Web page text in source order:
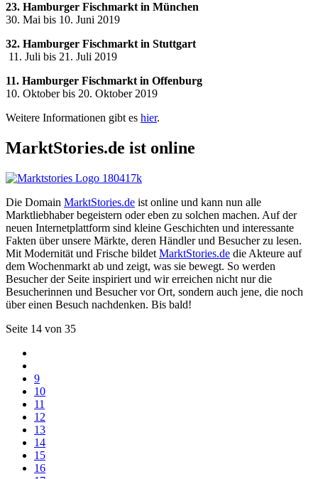
23. Hamburger Fischmarkt in München
30. Mai bis 10. Juni 2019
32. Hamburger Fischmarkt in Stuttgart
11. Juli bis 21. Juli 2019
11. Hamburger Fischmarkt in Offenburg
10. Oktober bis 20. Oktober 2019
Weitere Informationen gibt es hier.
MarktStories.de ist online
Die Domain MarktStories.de ist online und kann nun alle
Marktliebhaber begeistern oder eben zu solchen machen. Auf der
neuen Internetplattform sind kleine Geschichten und interessante
Fakten über unsere Märkte, deren Händler und Besucher zu lesen.
Mit Modernität und Frische bildet MarktStories.de die Akteure auf
dem Wochenmarkt ab und zeigt, was sie bewegt. So werden
Besucher der Seite inspiriert und wir erreichen nicht nur die
Besucherinnen und Besucher vor Ort, sondern auch jene, die noch
über einen Besuch nachdenken. Bis bald!
Seite 14 von 35
9
10
11
12
13
14
15
16